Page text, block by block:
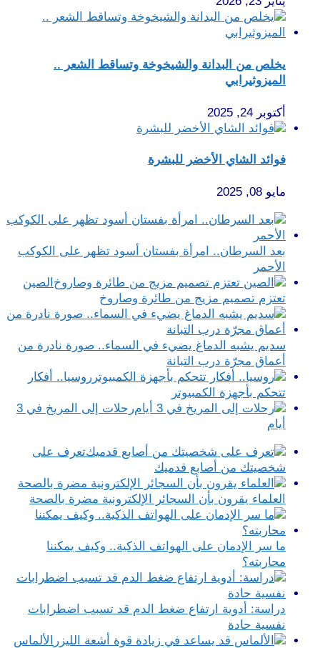
يخلص من البدانة والشيخوخة وتساقط الشعر ..
الميزوثيرابي
أكتوبر 24, 2025
فوائد الشاي الأخضر للبشرة
مايو 08, 2025
بعد السرطان.. امرأة بفستان أسود تظهر على الكوكب
الأحمر
الصين
تعتزم تصميم مزيج من طائرة وصاروخ
سديم يشبه الدماغ يضيء في السماء.. صورة نادرة من
أعماق مجرّة درب التبانة
روسيا.. أفكار
تتحكم بأجهزة الكمبيوتر
رحلات إلى المريخ في 3
أيام
تعرف على
شخصيتك من أصابع قدميك
العلماء يقرون بأن السجائر الإلكترونية مضرة بالصحة
ما سر الإدمان على الهواتف الذكية.. وكيف يمكننا
محاربته؟
دراسة: أدوية ارتفاع ضغط الدم قد تسبب اضطرابات
نفسية حادة
الألماس